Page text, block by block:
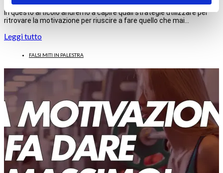
In questo articolo andremo a capire quali strategie utilizzare per
ritrovare la motivazione per riuscire a fare quello che mai…
Leggi tutto
FALSI MITI IN PALESTRA